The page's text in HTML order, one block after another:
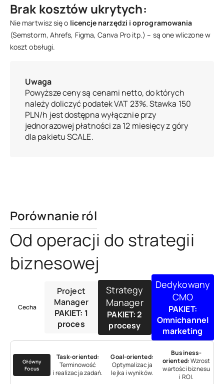
Brak kosztów ukrytych:
Nie martwisz się o licencje narzędzi i oprogramowania
(Semstorm, Ahrefs, Figma, Canva Pro itp.) – są one wliczone w
koszt obsługi.
Uwaga
Powyższe ceny są cenami netto, do których
należy doliczyć podatek VAT 23%. Stawka 150
PLN/h jest dostępna wyłącznie przy
jednorazowej płatności za 12 miesięcy z góry
dla pakietu SCALE.
Porównanie ról
Od operacji do strategii
biznesowej
Cecha
Project
Manager
PAKIET: 1
proces
Strategy
Manager
PAKIET: 2
procesy
Dedykowany
CMO
PAKIET:
Omnichannel
marketing
Główny
Focus
Task-oriented:
Terminowość
i realizacja zadań.
Goal-oriented:
Optymalizacja
lejka i wyników.
Business-
oriented:Wzrost
wartości biznesu
i ROI.